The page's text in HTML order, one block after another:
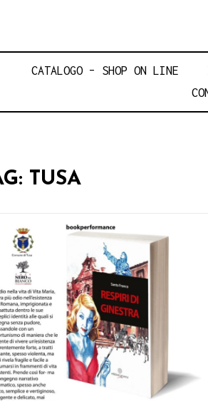
CATALOGO – SHOP ON LINE
TUSA